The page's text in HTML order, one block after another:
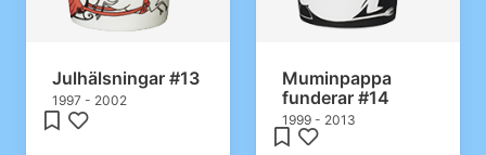
Julhälsningar #13
1997 - 2002
Muminpappa
funderar #14
1999 - 2013